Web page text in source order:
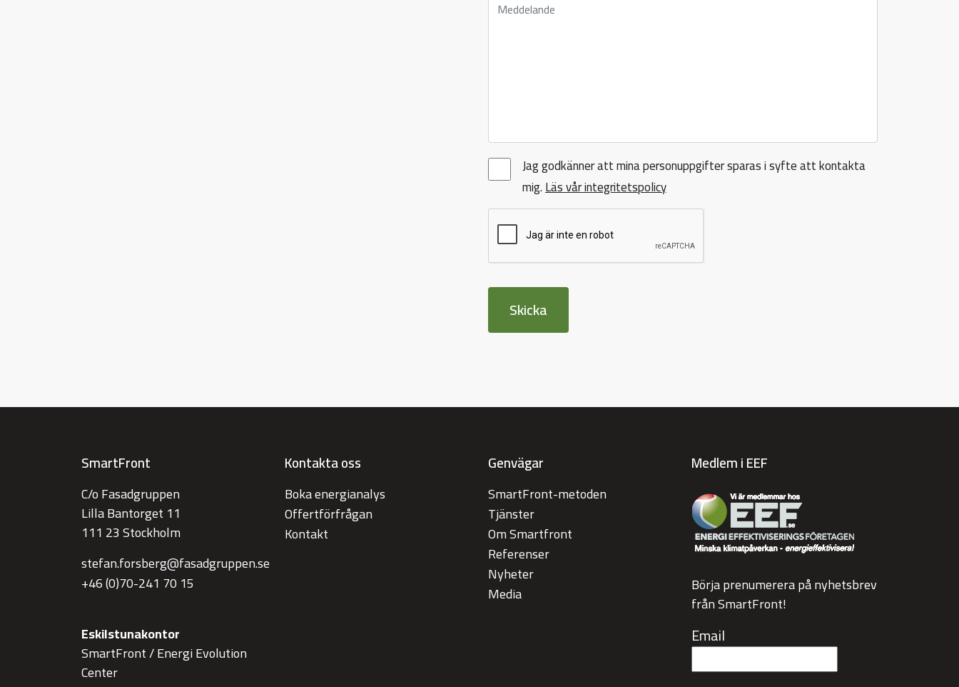
Jag godkänner att mina personuppgifter sparas i syfte att kontakta
mig.Läs vår integritetspolicy
Skicka
SmartFront
C/o Fasadgruppen
Lilla Bantorget 11
111 23 Stockholm
stefan.forsberg@fasadgruppen.se
+46 (0)70-241 70 15
Eskilstunakontor
SmartFront / Energi Evolution
Center
Kontakta oss
Boka energianalys
Offertförfrågan
Kontakt
Genvägar
SmartFront-metoden
Tjänster
Om Smartfront
Referenser
Nyheter
Media
Medlem i EEF
Börja prenumerera på nyhetsbrev
från SmartFront!
Email